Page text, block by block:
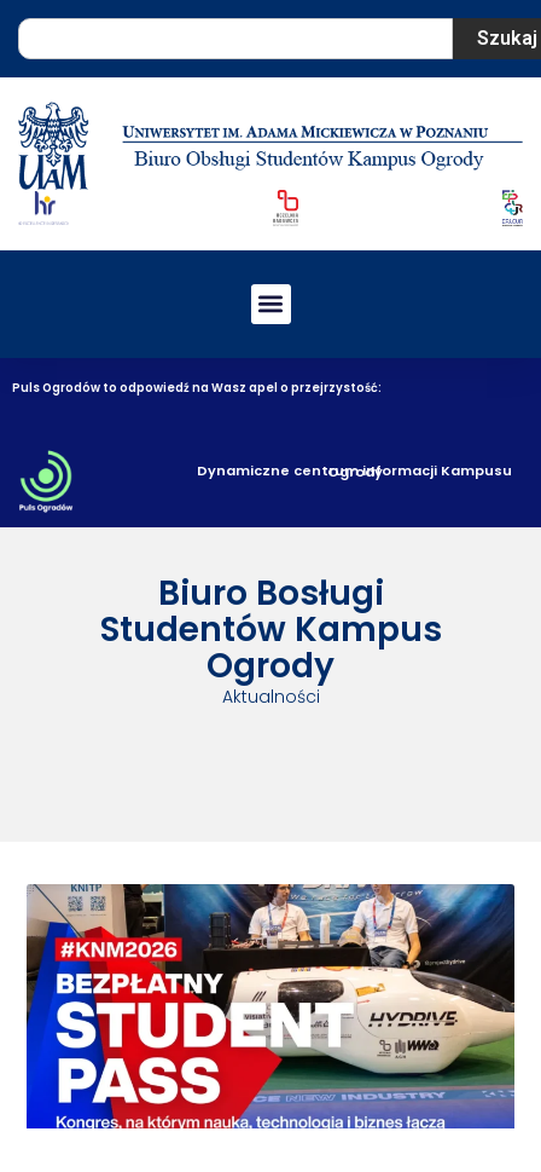
Szukaj
Puls Ogrodów to odpowiedź na Wasz apel o przejrzystość:
Dynamiczne centrum informacji Kampusu Ogrody
Biuro Bosługi
Studentów Kampus
Ogrody
Aktualności